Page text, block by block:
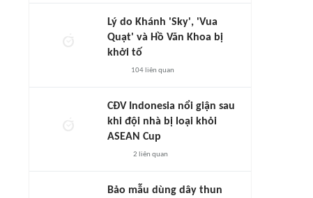
Lý do Khánh 'Sky', 'Vua
Quạt' và Hồ Văn Khoa bị
khởi tố
104liên quan
CĐV Indonesia nổi giận sau
khi đội nhà bị loại khỏi
ASEAN Cup
2 liên quan
Bảo mẫu dùng dây thun